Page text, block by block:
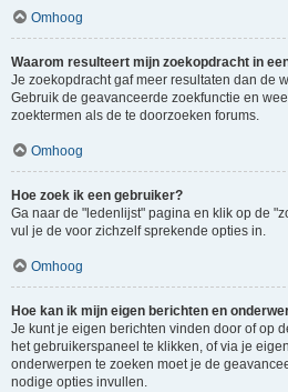
Omhoog
Waarom resulteert mijn zoekopdracht in
Je zoekopdracht gaf meer resultaten dan de
Gebruik de geavanceerde zoekfunctie en
zoektermen als de te doorzoeken forums.
Omhoog
Hoe zoek ik een gebruiker?
Ga naar de "ledenlijst" pagina en klik op de
vul je de voor zichzelf sprekende opties in.
Omhoog
Hoe kan ik mijn eigen berichten en
Je kunt je eigen berichten vinden door of op
het gebruikerspaneel te klikken, of via je
onderwerpen te zoeken moet je de
nodige opties invullen.